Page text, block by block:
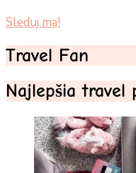
Sleduj ma!
Travel Fan
Najlepšia travel